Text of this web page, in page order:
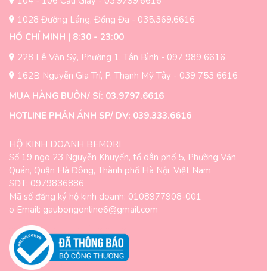
sản
phẩm
1028 Đường Láng, Đống Đa - 035.369.6616
HỒ CHÍ MINH | 8:30 - 23:00
228 Lê Văn Sỹ, Phường 1, Tân Bình - 097 989 6616
162B Nguyễn Gia Trí, P. Thạnh Mỹ Tây - 039 753 6616
MUA HÀNG BUÔN/ SỈ: 03.9797.6616
HOTLINE PHẢN ÁNH SP/ DV: 039.333.6616
HỘ KINH DOANH BEMORI
Số 19 ngõ 23 Nguyễn Khuyến, tổ dân phố 5, Phường Văn
Quán, Quận Hà Đông, Thành phố Hà Nội, Việt Nam
SĐT: 0979836886
Mã số đăng ký hộ kinh doanh: 0108977908-001
o Email: gaubongonline6@gmail.com